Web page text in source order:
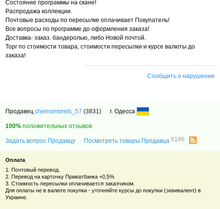
Состояние программы на скане!
Распродажа коллекции.
Почтовые расходы по пересылке оплачивает Покупатель!
Все вопросы по программе до оформления заказа!
Доставка- заказ. бандеролью, либо Новой почтой.
Торг по стоимости товара, стоимости пересылки и курсе валюты до
заказа!
Сообщить о нарушении
Продавецchernomorets_57 (3831) г. Одесса
100% положительных отзывов
Задать вопрос Продавцу Посмотреть товары Продавца8196
Оплата
1. Почтовый перевод.
2. Перевод на карточку Приватбанка +0,5%
3. Стоимость пересылки оплачивается заказчиком.
Для оплаты не в валюте покупки - уточняйте курсы до покупки (эквивалент) в
Украине.